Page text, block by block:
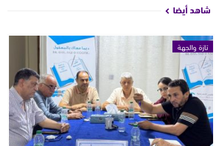
شاهد أيضا
تازة والجهة